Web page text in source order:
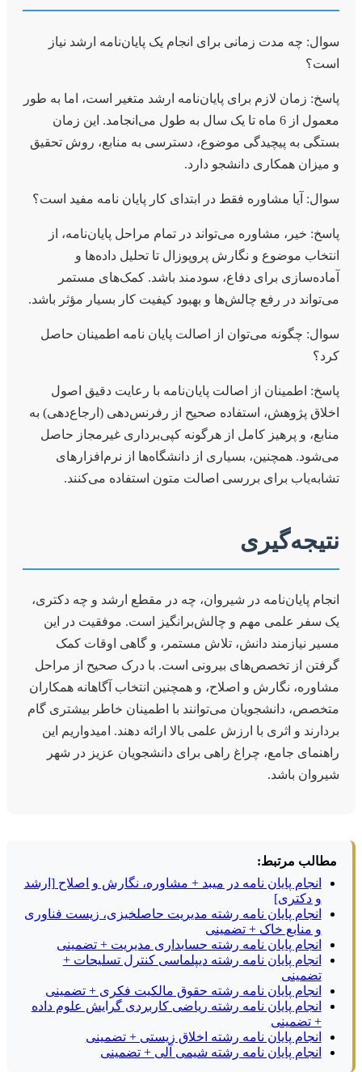
سوال: چه مدت زمانی برای انجام یک پایان‌نامه ارشد نیاز
است؟
پاسخ: زمان لازم برای پایان‌نامه ارشد متغیر است، اما به طور
معمول از 6 ماه تا یک سال به طول می‌انجامد. این زمان
بستگی به پیچیدگی موضوع، دسترسی به منابع، روش تحقیق
و میزان همکاری دانشجو دارد.
سوال: آیا مشاوره فقط در ابتدای کار پایان نامه مفید است؟
پاسخ: خیر، مشاوره می‌تواند در تمام مراحل پایان‌نامه، از
انتخاب موضوع و نگارش پروپوزال تا تحلیل داده‌ها و
آماده‌سازی برای دفاع، سودمند باشد. کمک‌های مستمر
می‌تواند در رفع چالش‌ها و بهبود کیفیت کار بسیار مؤثر باشد.
سوال: چگونه می‌توان از اصالت پایان نامه اطمینان حاصل
کرد؟
پاسخ: اطمینان از اصالت پایان‌نامه با رعایت دقیق اصول
اخلاق پژوهش، استفاده صحیح از رفرنس‌دهی (ارجاع‌دهی) به
منابع، و پرهیز کامل از هرگونه کپی‌برداری غیرمجاز حاصل
می‌شود. همچنین، بسیاری از دانشگاه‌ها از نرم‌افزارهای
تشابه‌یاب برای بررسی اصالت متون استفاده می‌کنند.
نتیجه‌گیری
انجام پایان‌نامه در شیروان، چه در مقطع ارشد و چه دکتری،
یک سفر علمی مهم و چالش‌برانگیز است. موفقیت در این
مسیر نیازمند دانش، تلاش مستمر، و گاهی اوقات کمک
گرفتن از تخصص‌های بیرونی است. با درک صحیح از مراحل
مشاوره، نگارش و اصلاح، و همچنین انتخاب آگاهانه همکاران
متخصص، دانشجویان می‌توانند با اطمینان خاطر بیشتری گام
بردارند و اثری با ارزش علمی بالا ارائه دهند. امیدواریم این
راهنمای جامع، چراغ راهی برای دانشجویان عزیز در شهر
شیروان باشد.
مطالب مرتبط:
انجام پایان نامه در میبد + مشاوره، نگارش و اصلاح [ارشد
و دکتری]
انجام پایان نامه رشته مدیریت حاصلخیزی، زیست فناوری
و منابع خاک + تضمینی
انجام پایان نامه رشته حسابداری مدیریت + تضمینی
انجام پایان نامه رشته دیپلماسی کنترل تسلیحات +
تضمینی
انجام پایان نامه رشته حقوق مالکیت فکری + تضمینی
انجام پایان نامه رشته ریاضی کاربردی گرایش علوم داده
+ تضمینی
انجام پایان نامه رشته اخلاق زیستی + تضمینی
انجام پایان نامه رشته شیمی آلی + تضمینی